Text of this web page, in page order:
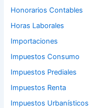
Honorarios Contables
Horas Laborales
Importaciones
Impuestos Consumo
Impuestos Prediales
Impuestos Renta
Impuestos Urbanísticos